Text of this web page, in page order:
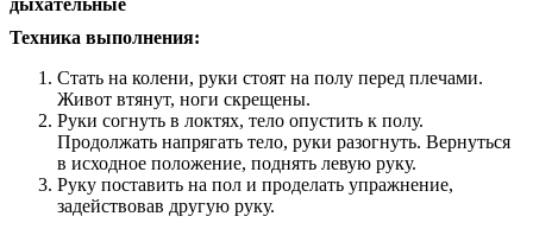
Техника выполнения:
Стать на колени, руки стоят на полу перед плечами.
Живот втянут, ноги скрещены.
Руки согнуть в локтях, тело опустить к полу.
Продолжать напрягать тело, руки разогнуть. Вернуться
в исходное положение, поднять левую руку.
Руку поставить на пол и проделать упражнение,
задействовав другую руку.